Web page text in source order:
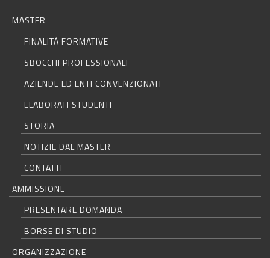
MASTER
FINALITÀ FORMATIVE
SBOCCHI PROFESSIONALI
AZIENDE ED ENTI CONVENZIONATI
ELABORATI STUDENTI
STORIA
NOTIZIE DAL MASTER
CONTATTI
AMMISSIONE
PRESENTARE DOMANDA
BORSE DI STUDIO
ORGANIZZAZIONE